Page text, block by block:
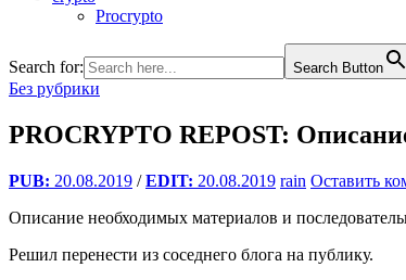
Procrypto
Search for: Search Button
Без рубрики
PROCRYPTO REPOST:
PUB: 20.08.2019 /EDIT: 20.08.2019 rain Оставить
Описание необходимых материалов и
Решил перенести из соседнего блога на публику.